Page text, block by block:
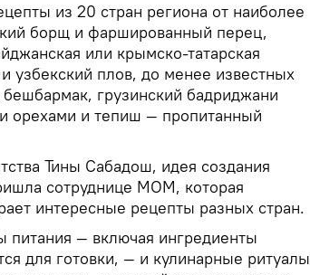
из 20 стран региона от наиболее
борщ и фаршированный перец,
или крымско-татарская
узбекский плов, до менее известных
грузинский бадриджани
орехами и тепиш — пропитанный
Тины Сабадош, идея создания
сотруднице МОМ, которая
интересные рецепты разных стран.
— включая ингредиенты
для готовки, — и кулинарные ритуалы